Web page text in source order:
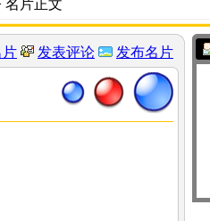
名片正文
片 发表评论 发布名片